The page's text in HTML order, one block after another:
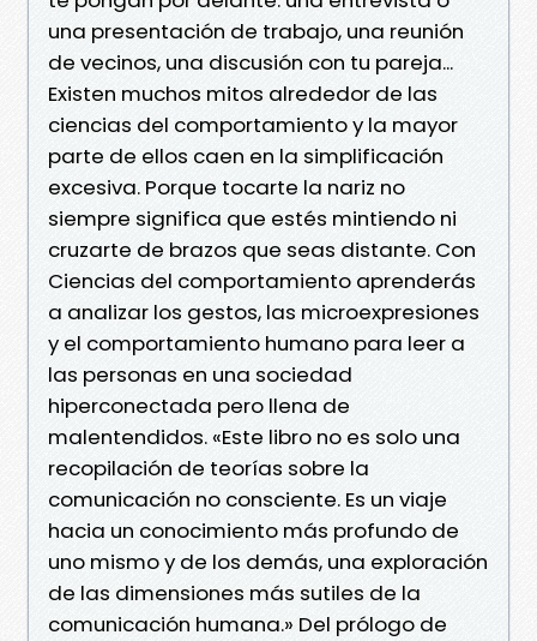
una presentación de trabajo, una reunión
de vecinos, una discusión con tu pareja...
Existen muchos mitos alrededor de las
ciencias del comportamiento y la mayor
parte de ellos caen en la simplificación
excesiva. Porque tocarte la nariz no
siempre significa que estés mintiendo ni
cruzarte de brazos que seas distante. Con
Ciencias del comportamiento aprenderás
a analizar los gestos, las microexpresiones
y el comportamiento humano para leer a
las personas en una sociedad
hiperconectada pero llena de
malentendidos. «Este libro no es solo una
recopilación de teorías sobre la
comunicación no consciente. Es un viaje
hacia un conocimiento más profundo de
uno mismo y de los demás, una exploración
de las dimensiones más sutiles de la
comunicación humana.» Del prólogo de